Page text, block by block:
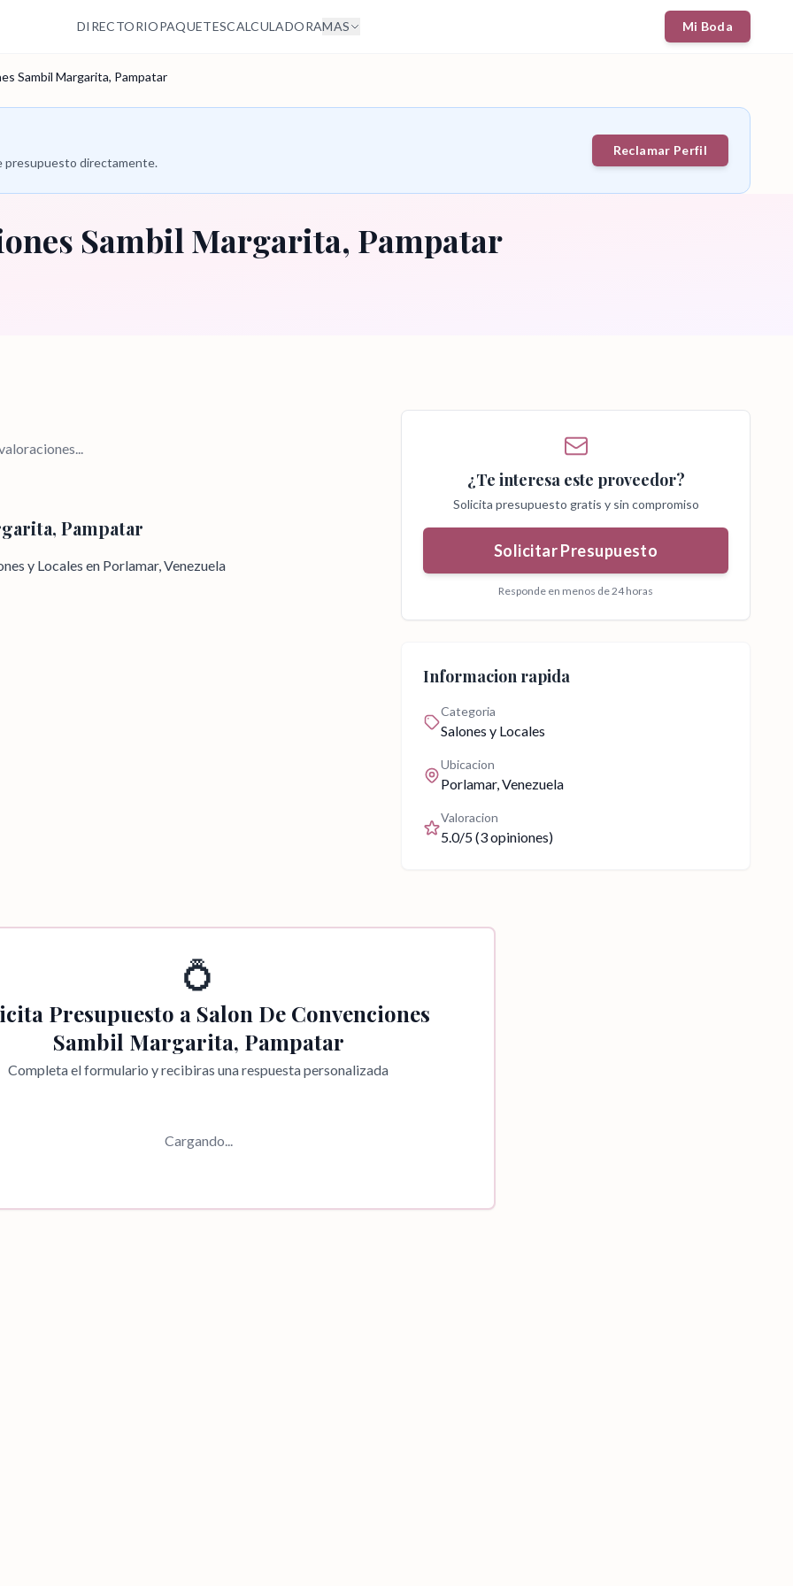
DIRECTORIOPAQUETESCALCULADORAMAS Mi Boda
Sambil Margarita, Pampatar
presupuesto directamente.
Reclamar Perfil
Sambil Margarita, Pampatar
Pampatar
y Locales en Porlamar, Venezuela
¿Te interesa este proveedor?
Solicita presupuesto gratis y sin compromiso
Solicitar Presupuesto
Responde en menos de 24 horas
Informacion rapida
Categoria
Salones y Locales
Ubicacion
Porlamar, Venezuela
Valoracion
5.0/5 (3opiniones)
💍
Presupuesto a Salon De Convenciones
Sambil Margarita, Pampatar
Completa el formulario y recibiras una respuesta personalizada
Cargando...